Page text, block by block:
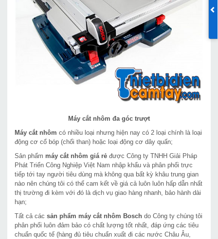
Máy cắt nhôm đa góc trượt
Máy cắt nhôm có nhiều loại nhưng hiện nay có 2 loại chính là loại
động cơ cổ bóp (chổi than) hoặc loại động cơ dây quấn;
Sản phẩm máy cắt nhôm giá rẻ được Công ty TNHH Giải Pháp
Phát Triển Công Nghiệp Việt Nam nhập khẩu và phân phối trực
tiếp tới tay người tiêu dùng mà không qua bất kỳ khâu trung gian
nào nên chúng tôi có thể cam kết về giá cả luôn luôn hấp dẫn nhất
thị trường đi kèm với đó là dịch vụ giao hàng nhanh, bảo hành dài
hạn;
Tất cả các sản phẩm máy cắt nhôm Bosch do Công ty chúng tôi
phân phối luôn đảm bảo có chất lượng tốt nhất, đáp ứng các tiêu
chuẩn quốc tế (hàng đủ tiêu chuẩn xuất đi các nước Châu Âu,